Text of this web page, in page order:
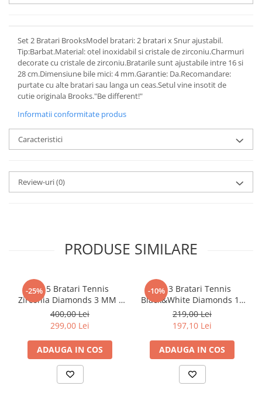
Set 2 Bratari BrooksModel bratari: 2 bratari x Snur ajustabil.
Tip:Barbat.Material: otel inoxidabil si cristale de zirconiu.Charmuri
decorate cu cristale de zirconiu.Bratarile sunt ajustabile intre 16 si
28 cm.Dimensiune bile mici: 4 mm.Garantie: Da.Recomandare:
purtate cu alte bratari sau langa un ceas.Setul vine insotit de
cutie originala Brooks."Be different!"
Informatii conformitate produs
Caracteristici
Review-uri(0)
PRODUSE SIMILARE
-25%
Set 5 Bratari Tennis
Zirconia Diamonds 3 MM /
19.5 CM
400,00 Lei
299,00 Lei
ADAUGA IN COS
-10%
Set 3 Bratari Tennis
Black&White Diamonds 19
CM
219,00 Lei
197,10 Lei
ADAUGA IN COS